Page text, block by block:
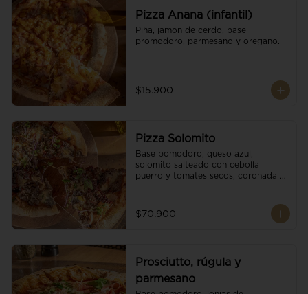
Pizza Anana (infantil)
Piña, jamon de cerdo, base
promodoro, parmesano y oregano.
$15.900
Pizza Solomito
Base pomodoro, queso azul,
solomito salteado con cebolla
puerro y tomates secos, coronada
$70.900
Prosciutto, rúgula y
parmesano